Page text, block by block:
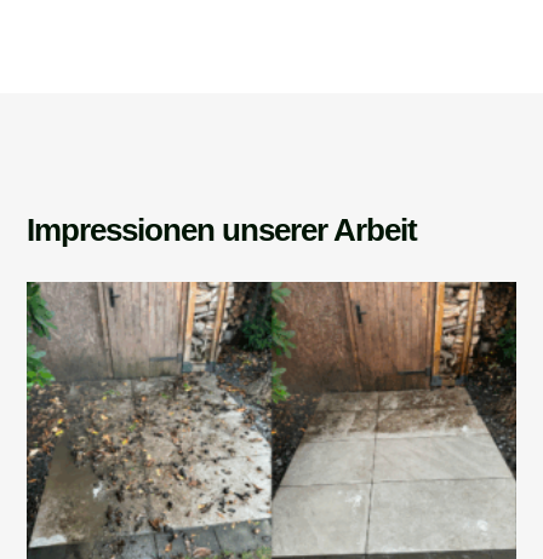
Impressionen unserer Arbeit